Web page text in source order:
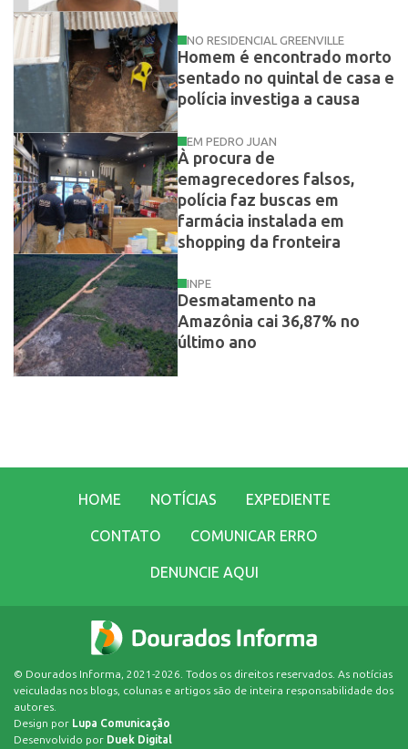
NO RESIDENCIAL GREENVILLE
Homem é encontrado morto
sentado no quintal de casa e
polícia investiga a causa
EM PEDRO JUAN
À procura de
emagrecedores falsos,
polícia faz buscas em
farmácia instalada em
shopping da fronteira
INPE
Desmatamento na
Amazônia cai 36,87% no
último ano
HOME NOTÍCIAS EXPEDIENTE
CONTATO COMUNICAR ERRO
DENUNCIE AQUI
© Dourados Informa, 2021-2026. Todos os direitos reservados. As notícias
veiculadas nos blogs, colunas e artigos são de inteira responsabilidade dos
autores.
Design por Lupa Comunicação
Desenvolvido por Duek Digital